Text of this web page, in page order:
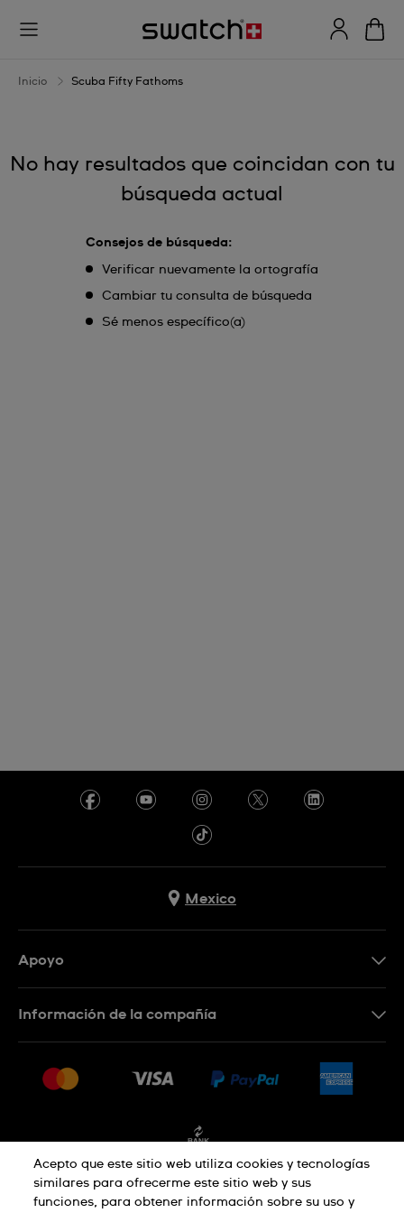
Scuba
Fathoms
Inicio Scuba Fifty Fathoms
No hay resultados que coincidan con tu
búsqueda actual
Consejos de búsqueda:
Verificar nuevamente la ortografía
Cambiar tu consulta de búsqueda
Sé menos específico(a)
Mexico
Apoyo
Condiciones de venta
Información de la compañía
Empleo
Política de privacidad
Acepto que este sitio web utiliza cookies y tecnologías
similares para ofrecerme este sitio web y sus
funciones, para obtener información sobre su uso y